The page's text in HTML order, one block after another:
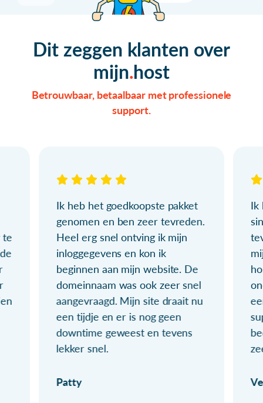
Dit zeggen klanten over
mijn host
Betrouwbaar, betaalbaar met professionele
support.
te
Ik heb het goedkoopste pakket
genomen en ben zeer tevreden.
Heel erg snel ontving ik mijn
inloggegevens en kon ik
beginnen aan mijn website. De
domeinnaam was ook zeer snel
aangevraagd. Mijn site draait nu
een tijdje en er is nog geen
downtime geweest en tevens
lekker snel.
Patty
Ik